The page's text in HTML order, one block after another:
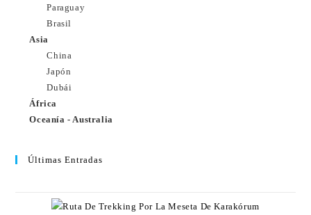
Paraguay
Brasil
Asia
China
Japón
Dubái
África
Oceanía - Australia
Últimas Entradas